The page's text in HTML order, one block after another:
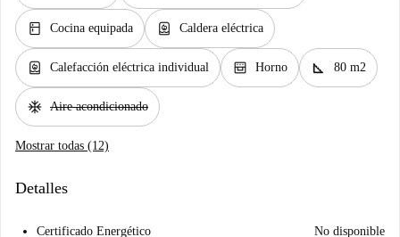
kitchen Cocina equipada water_heater Caldera eléctrica
water_heater Calefacción eléctrica individual oven_gen Horno square_foot 80 m2
ac_unit Aire acondicionado
Mostrar todas (12)
Detalles
Certificado Energético
No disponible